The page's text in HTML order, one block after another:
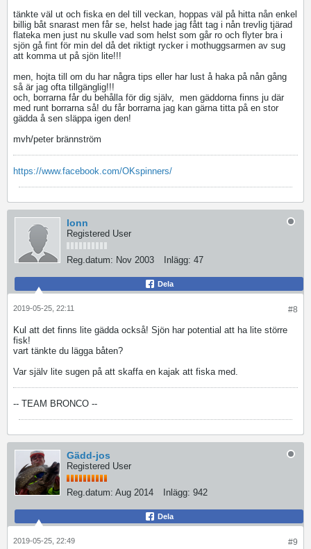
tänkte väl ut och fiska en del till veckan, hoppas väl på hitta nån enkel
billig båt snarast men får se, helst hade jag fått tag i nån trevlig tjärad
flateka men just nu skulle vad som helst som går ro och flyter bra i
sjön gå fint för min del då det riktigt rycker i mothuggsarmen av sug
att komma ut på sjön lite!!!
men, hojta till om du har några tips eller har lust å haka på nån gång
så är jag ofta tillgänglig!!!
och, borrarna får du behålla för dig själv, men gäddorna finns ju där
med runt borrarna så! du får borrarna jag kan gärna titta på en stor
gädda å sen släppa igen den!
mvh/peter brännström
https://www.facebook.com/OKspinners/
lonn
Registered User
Reg.datum: Nov 2003 Inlägg: 47
Dela
#8
2019-05-25, 22:11
Kul att det finns lite gädda också! Sjön har potential att ha lite större
fisk!
vart tänkte du lägga båten?
Var själv lite sugen på att skaffa en kajak att fiska med.
-- TEAM BRONCO --
Gädd-jos
Registered User
Reg.datum: Aug 2014 Inlägg: 942
Dela
#9
2019-05-25, 22:49